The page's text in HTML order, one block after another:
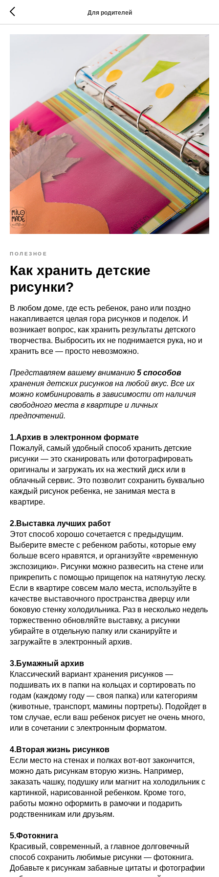
Для родителей
ПОЛЕЗНОЕ
Как хранить детские
рисунки?
В любом доме, где есть ребенок, рано или поздно
накапливается целая гора рисунков и поделок. И
возникает вопрос, как хранить результаты детского
творчества. Выбросить их не поднимается рука, но и
хранить все — просто невозможно.
Представляем вашему вниманию 5 способов
хранения детских рисунков на любой вкус. Все их
можно комбинировать в зависимости от наличия
свободного места в квартире и личных
предпочтений.
1.Архив в электронном формате
Пожалуй, самый удобный способ хранить детские
рисунки — это сканировать или фотографировать
оригиналы и загружать их на жесткий диск или в
облачный сервис. Это позволит сохранить буквально
каждый рисунок ребенка, не занимая места в
квартире.
2.Выставка лучших работ
Этот способ хорошо сочетается с предыдущим.
Выберите вместе с ребенком работы, которые ему
больше всего нравятся, и организуйте «временную
экспозицию». Рисунки можно развесить на стене или
прикрепить с помощью прищепок на натянутую леску.
Если в квартире совсем мало места, используйте в
качестве выставочного пространства дверцу или
боковую стенку холодильника. Раз в несколько недель
торжественно обновляйте выставку, а рисунки
убирайте в отдельную папку или сканируйте и
загружайте в электронный архив.
3.Бумажный архив
Классический вариант хранения рисунков —
подшивать их в папки на кольцах и сортировать по
годам (каждому году — своя папка) или категориям
(животные, транспорт, мамины портреты). Подойдет в
том случае, если ваш ребенок рисует не очень много,
или в сочетании с электронным форматом.
4.Вторая жизнь рисунков
Если место на стенах и полках вот-вот закончится,
можно дать рисункам вторую жизнь. Например,
заказать чашку, подушку или магнит на холодильник с
картинкой, нарисованной ребенком. Кроме того,
работы можно оформить в рамочки и подарить
родственникам или друзьям.
5.Фотокнига
Красивый, современный, а главное долговечный
способ сохранить любимые рисунки — фотокнига.
Добавьте к рисункам забавные цитаты и фотографии